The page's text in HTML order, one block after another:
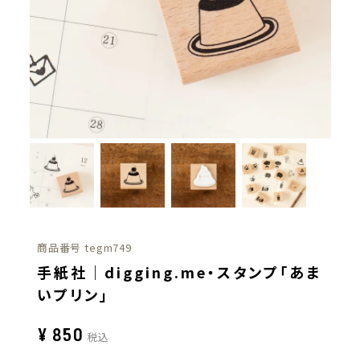
商品番号 tegm749
手紙社｜digging.me・スタンプ「あま
いプリン」
¥ 850 税込